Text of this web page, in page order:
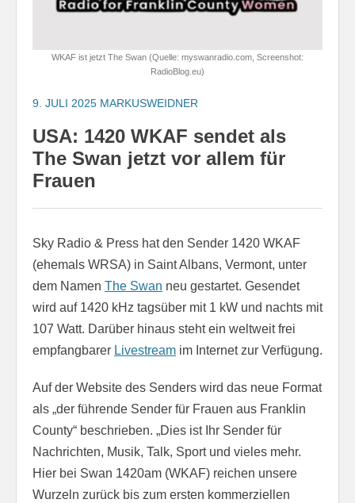
WKAF ist jetzt The Swan (Quelle: myswanradio.com, Screenshot:
RadioBlog.eu)
9. JULI 2025 MARKUSWEIDNER
USA: 1420 WKAF sendet als
The Swan jetzt vor allem für
Frauen
Sky Radio & Press hat den Sender 1420 WKAF
(ehemals WRSA) in Saint Albans, Vermont, unter
dem Namen The Swan neu gestartet. Gesendet
wird auf 1420 kHz tagsüber mit 1 kW und nachts mit
107 Watt. Darüber hinaus steht ein weltweit frei
empfangbarer Livestream im Internet zur Verfügung.
Auf der Website des Senders wird das neue Format
als „der führende Sender für Frauen aus Franklin
County“ beschrieben. „Dies ist Ihr Sender für
Nachrichten, Musik, Talk, Sport und vieles mehr.
Hier bei Swan 1420am (WKAF) reichen unsere
Wurzeln zurück bis zum ersten kommerziellen